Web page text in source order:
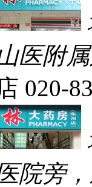
山医附
020-
院旁